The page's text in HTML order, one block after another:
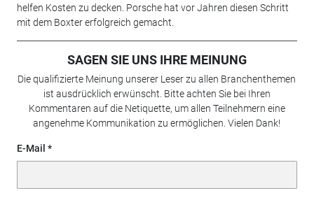
helfen Kosten zu decken. Porsche hat vor Jahren diesen Schritt
mit dem Boxter erfolgreich gemacht.
SAGEN SIE UNS IHRE MEINUNG
Die qualifizierte Meinung unserer Leser zu allen Branchenthemen
ist ausdrücklich erwünscht. Bitte achten Sie bei Ihren
Kommentaren auf die Netiquette, um allen Teilnehmern eine
angenehme Kommunikation zu ermöglichen. Vielen Dank!
E-Mail